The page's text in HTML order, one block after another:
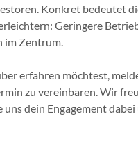
Konkret bedeutet
Geringere
im Zentrum.
erfahren möchtest,
zu vereinbaren. Wir
dein Engagement